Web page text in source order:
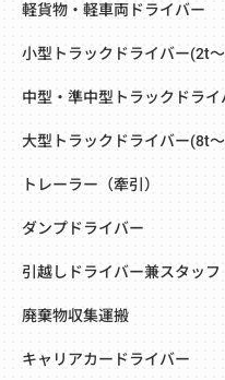
軽貨物・軽車両ドライバー
小型トラックドライバー(2t
中型・準中型トラックドラ
大型トラックドライバー(8t
トレーラー（牽引）
ダンプドライバー
引越しドライバー兼スタッフ
廃棄物収集運搬
キャリアカードライバー